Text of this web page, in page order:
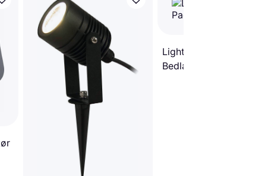
LightsOn Start 2-Pack
Bedlampe